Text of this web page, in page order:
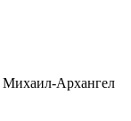
Михаил-Архангел